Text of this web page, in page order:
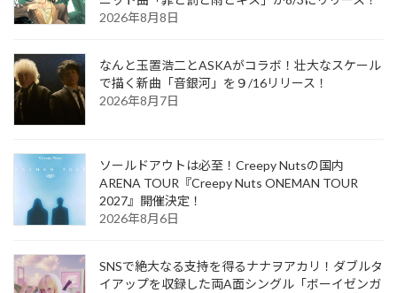
2026年8月8日
なんと玉置浩二とASKAがコラボ！壮大なスケール
で描く新曲「音銀河」を９/16リリース！
2026年8月7日
ソールドアウトは必至！Creepy Nutsの国内
ARENA TOUR『Creepy Nuts ONEMAN TOUR
2027』開催決定！
2026年8月6日
SNSで絶大なる支持を得るナナヲアカリ！ダブルタ
イアップを収録した両A面シングル「ボーイゼンガ